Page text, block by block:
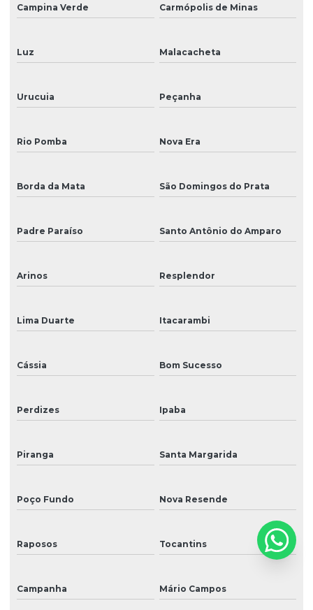
Campina Verde Carmópolis de Minas
Luz Malacacheta
Urucuia Peçanha
Rio Pomba Nova Era
Borda da Mata São Domingos do Prata
Padre Paraíso Santo Antônio do Amparo
Arinos Resplendor
Lima Duarte Itacarambi
Cássia Bom Sucesso
Perdizes Ipaba
Piranga Santa Margarida
Poço Fundo Nova Resende
Raposos Tocantins
Campanha Mário Campos